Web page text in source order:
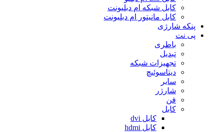
کابل شبکه ام دبلیونت
کابل مانیتور ام دبلیونت
پنکه شارژی
پی نت
باطری
تبدیل
تجهیزات شبکه
دیتاسوئیچ
سایر
شارژر
فن
کابل
کابل dvi
کابل hdmi